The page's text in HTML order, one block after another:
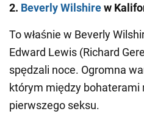
2. Beverly Wilshirew
To właśnie w Beverly
Edward Lewis (Richard
spędzali noce. Ogromna
którym między bohaterami
pierwszego seksu.